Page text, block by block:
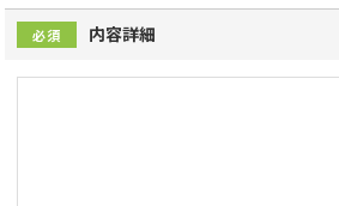
必須 内容詳細